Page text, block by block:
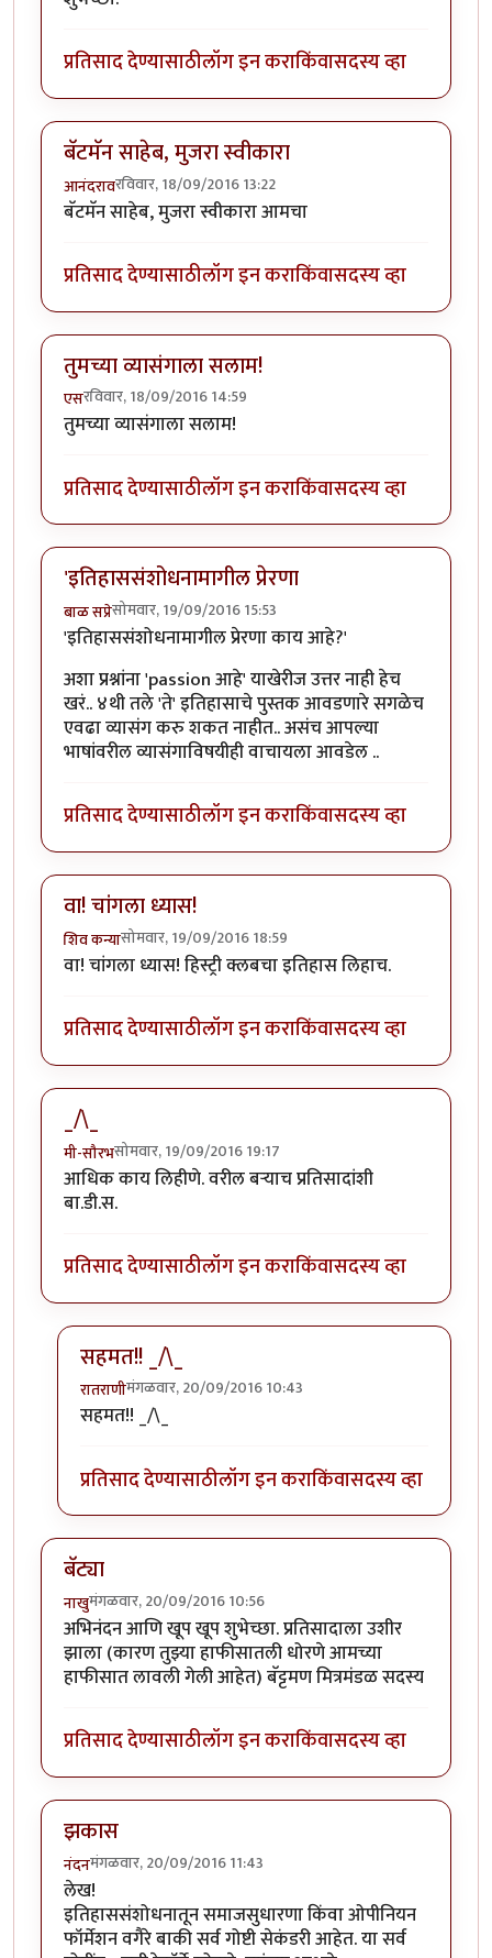
प्रतिसाद देण्यासाठीलॉग इन कराकिंवासदस्य व्हा
बॅटमॅन साहेब, मुजरा स्वीकारा
आनंदरावरविवार, 18/09/2016 13:22
बॅटमॅन साहेब, मुजरा स्वीकारा आमचा
प्रतिसाद देण्यासाठीलॉग इन कराकिंवासदस्य व्हा
तुमच्या व्यासंगाला सलाम!
एसरविवार, 18/09/2016 14:59
तुमच्या व्यासंगाला सलाम!
प्रतिसाद देण्यासाठीलॉग इन कराकिंवासदस्य व्हा
'इतिहाससंशोधनामागील प्रेरणा
बाळ सप्रेसोमवार, 19/09/2016 15:53
'इतिहाससंशोधनामागील प्रेरणा काय आहे?'
अशा प्रश्नांना 'passion आहे' याखेरीज उत्तर नाही हेच
खरं.. ४थी तले 'ते' इतिहासाचे पुस्तक आवडणारे सगळेच
एवढा व्यासंग करु शकत नाहीत.. असंच आपल्या
भाषांवरील व्यासंगाविषयीही वाचायला आवडेल ..
प्रतिसाद देण्यासाठीलॉग इन कराकिंवासदस्य व्हा
वा! चांगला ध्यास!
शिव कन्यासोमवार, 19/09/2016 18:59
वा! चांगला ध्यास! हिस्ट्री क्लबचा इतिहास लिहाच.
प्रतिसाद देण्यासाठीलॉग इन कराकिंवासदस्य व्हा
_/\_
मी-सौरभसोमवार, 19/09/2016 19:17
आधिक काय लिहीणे. वरील बर्‍याच प्रतिसादांशी
बा.डी.स.
प्रतिसाद देण्यासाठीलॉग इन कराकिंवासदस्य व्हा
सहमत!! _/\_
रातराणीमंगळवार, 20/09/2016 10:43
In reply to
सहमत!! _/\_
प्रतिसाद देण्यासाठीलॉग इन कराकिंवासदस्य व्हा
बॅट्या
नाखुमंगळवार, 20/09/2016 10:56
अभिनंदन आणि खूप खूप शुभेच्छा. प्रतिसादाला उशीर
झाला (कारण तुझ्या हाफीसातली धोरणे आमच्या
हाफीसात लावली गेली आहेत) बॅट्टमण मित्रमंडळ सदस्य
प्रतिसाद देण्यासाठीलॉग इन कराकिंवासदस्य व्हा
झकास
नंदनमंगळवार, 20/09/2016 11:43
लेख!
इतिहाससंशोधनातून समाजसुधारणा किंवा ओपीनियन
फॉर्मेशन वगैरे बाकी सर्व गोष्टी सेकंडरी आहेत. या सर्व